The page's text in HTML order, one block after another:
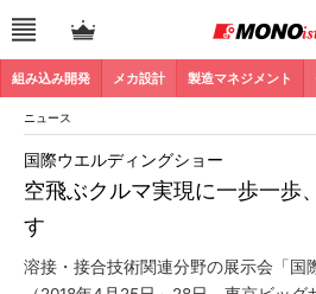
組み込み開発 メカ設計 製造マネジメント
ニュース
空飛ぶクルマ実現に一歩一歩
す
国際ウエルディングショー
溶接・接合技術関連分野の展示会「国